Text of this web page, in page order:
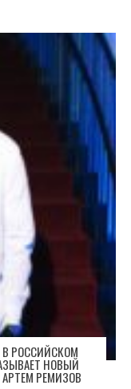
РОССИЙСКОМ
НОВЫЙ
АРТЕМ РЕМИЗОВ